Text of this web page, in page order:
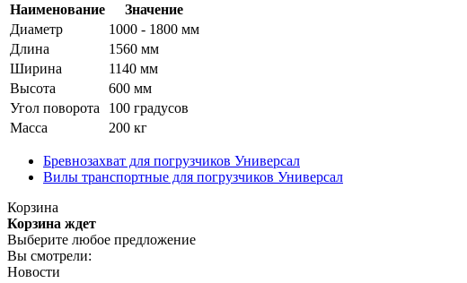
Наименование
Значение
Диаметр
1000 - 1800 мм
Длина
1560 мм
Ширина
1140 мм
Высота
600 мм
Угол поворота
100 градусов
Масса
200 кг
Бревнозахват для погрузчиков Универсал
Вилы транспортные для погрузчиков Универсал
Корзина
Корзина ждет
Выберите любое предложение
Вы смотрели:
Новости